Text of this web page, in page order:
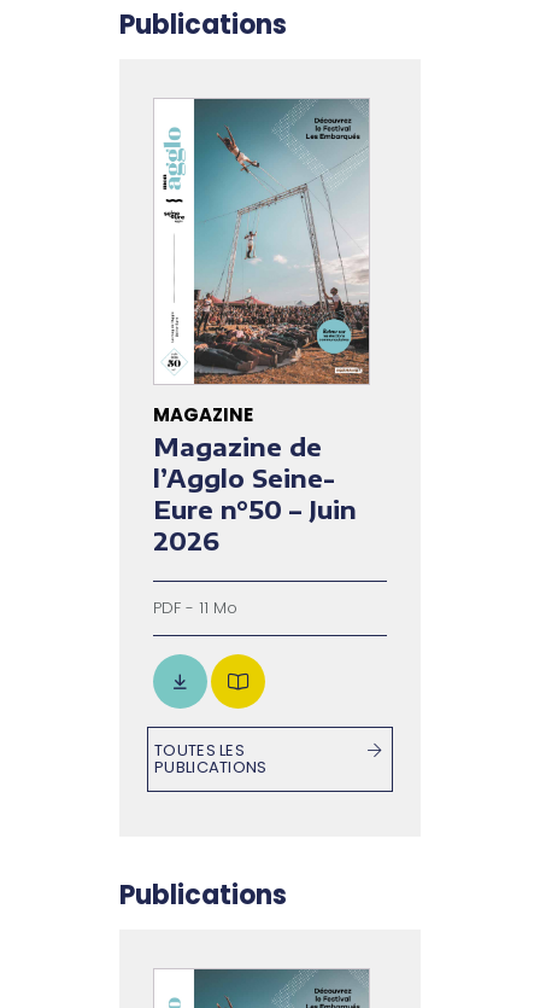
Publications
MAGAZINE
Magazine de
l’Agglo Seine-
Eure n°50 – Juin
2026
PDF - 11 Mo
TOUTES LES
PUBLICATIONS
Publications